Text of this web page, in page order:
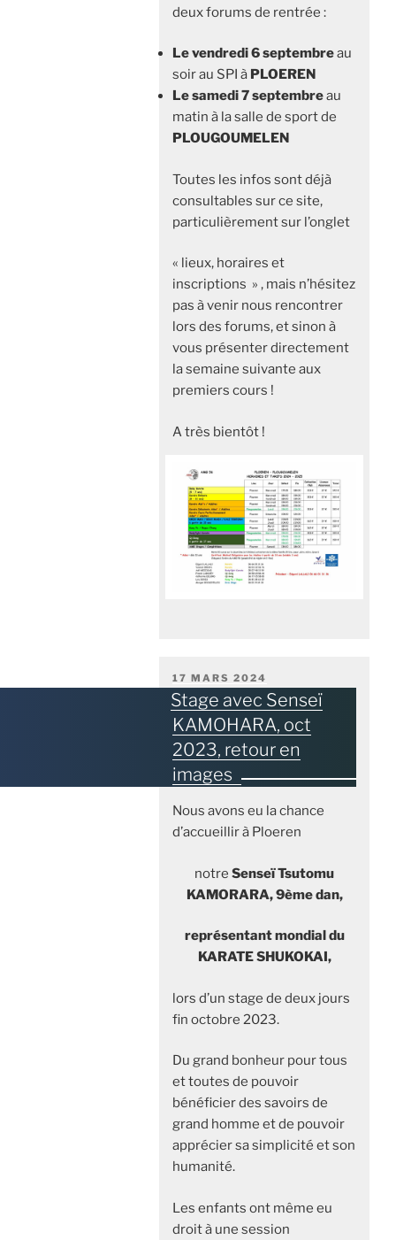
deux forums de rentrée :
Le vendredi 6 septembreau
soir au SPI à PLOEREN
Le samedi 7 septembreau
matin à la salle de sport de
PLOUGOUMELEN
Toutes les infos sont déjà
consultables sur ce site,
particulièrement sur l’onglet
« lieux, horaires et
inscriptions » , mais n’hésitez
pas à venir nous rencontrer
lors des forums, et sinon à
vous présenter directement
la semaine suivante aux
premiers cours !
A très bientôt !
PUBLIÉ
LE
17 MARS 2024
Stage avec Senseï
KAMOHARA, oct
2023, retour en
images
Nous avons eu la chance
d’accueillir à Ploeren
notre Senseï Tsutomu
KAMORARA, 9ème dan,
représentant mondial du
KARATE SHUKOKAI,
lors d’un stage de deux jours
fin octobre 2023.
Du grand bonheur pour tous
et toutes de pouvoir
bénéficier des savoirs de
grand homme et de pouvoir
apprécier sa simplicité et son
humanité.
Les enfants ont même eu
droit à une session